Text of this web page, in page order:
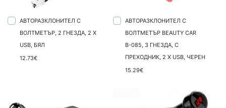
АВТОРАЗКЛОНИТЕЛ С
ВОЛТМЕТЪР, 2 ГНЕЗДА, 2 X
USB, БЯЛ
12.73€
АВТОРАЗКЛОНИТЕЛ С
ВОЛТМЕТЪР BEAUTY CAR
В-085, 3 ГНЕЗДА, С
ПРЕХОДНИК, 2 X USB, ЧЕРЕН
15.29€